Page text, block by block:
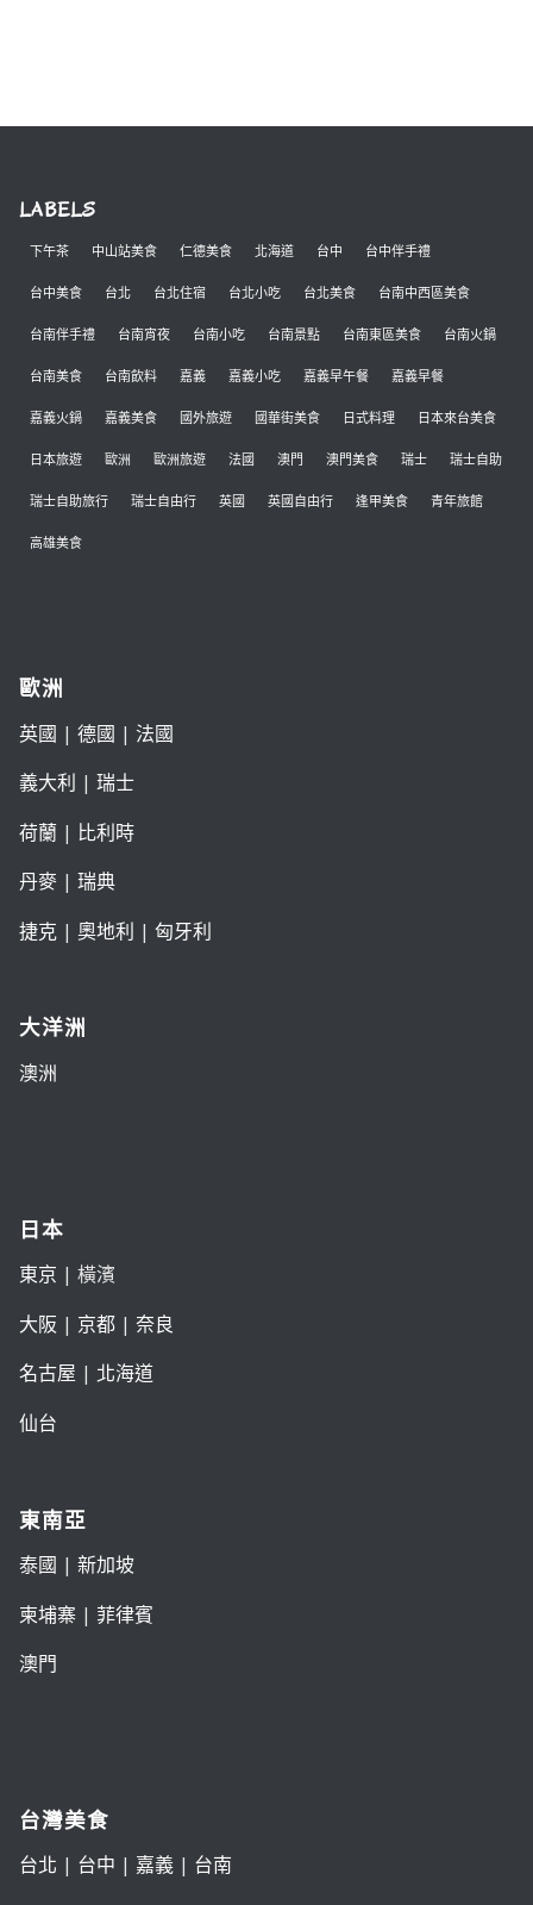
LABELS
下午茶 中山站美食 仁德美食 北海道 台中 台中伴手禮
台中美食 台北 台北住宿 台北小吃 台北美食 台南中西區美食
台南伴手禮 台南宵夜 台南小吃 台南景點 台南東區美食 台南火鍋
台南美食 台南飲料 嘉義 嘉義小吃 嘉義早午餐 嘉義早餐
嘉義火鍋 嘉義美食 國外旅遊 國華街美食 日式料理 日本來台美食
日本旅遊 歐洲 歐洲旅遊 法國 澳門 澳門美食 瑞士 瑞士自助
瑞士自助旅行 瑞士自由行 英國 英國自由行 逢甲美食 青年旅館
高雄美食
歐洲
英國 | 德國 | 法國
義大利 | 瑞士
荷蘭| 比利時
丹麥| 瑞典
捷克| 奧地利 | 匈牙利
大洋洲
澳洲
日本
東京 | 橫濱
大阪 | 京都| 奈良
名古屋| 北海道
仙台
東南亞
泰國 | 新加坡
柬埔寨 | 菲律賓
澳門
台灣美食
台北 | 台中 | 嘉義| 台南